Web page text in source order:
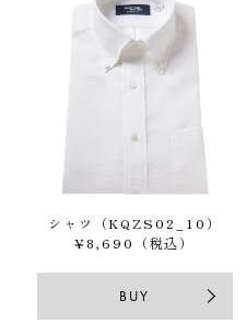
シャツ（KQZS02_10）
¥8,690（税込）
BUY